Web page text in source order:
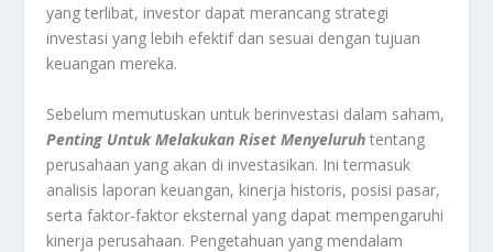
yang terlibat, investor dapat merancang strategi
investasi yang lebih efektif dan sesuai dengan tujuan
keuangan mereka.
Sebelum memutuskan untuk berinvestasi dalam saham,
Penting Untuk Melakukan Riset Menyeluruh tentang
perusahaan yang akan di investasikan. Ini termasuk
analisis laporan keuangan, kinerja historis, posisi pasar,
serta faktor-faktor eksternal yang dapat mempengaruhi
kinerja perusahaan. Pengetahuan yang mendalam